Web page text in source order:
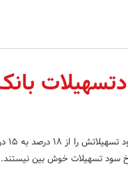
بانک
سود تسهیلات خوش بین نیستند.